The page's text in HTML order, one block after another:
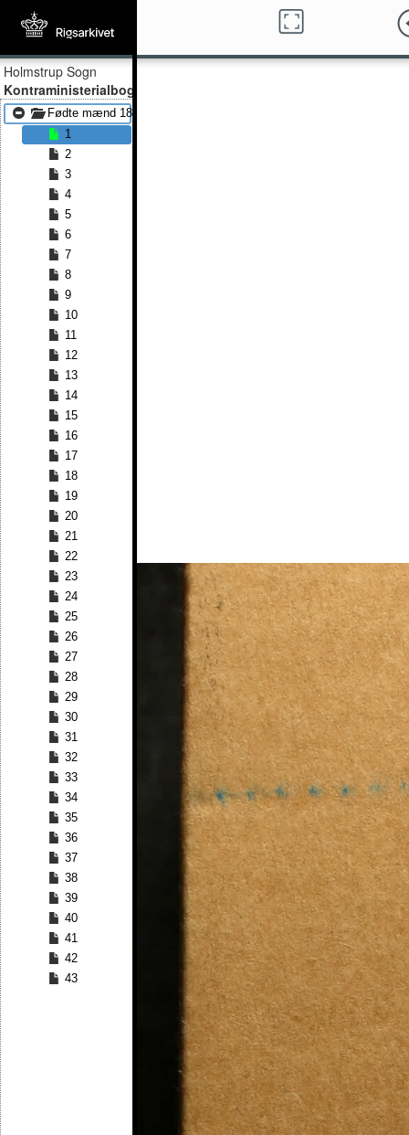
Holmstrup Sogn
Kontraministerialbog
Fødte mænd 1866 - Fødte mænd 1891
1
2
3
4
5
6
7
8
9
10
11
12
13
14
15
16
17
18
19
20
21
22
23
24
25
26
27
28
29
30
31
32
33
34
35
36
37
38
39
40
41
42
43